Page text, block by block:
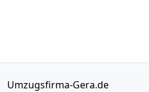
Umzugsfirma-Gera.de